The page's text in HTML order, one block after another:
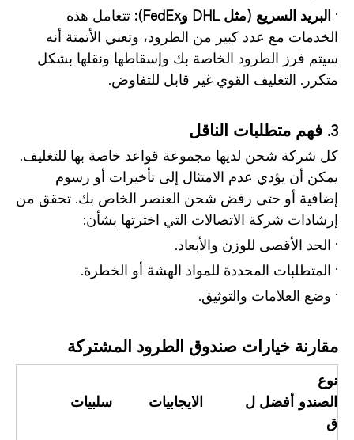
· البريد السريع (مثل DHL وFedEx):
تتعامل هذه
الخدمات مع عدد كبير من الطرود، وتعني الأتمتة أنه
سيتم فرز الطرود الخاصة بك وإسقاطها ونقلها بشكل
متكرر. التغليف القوي غير قابل للتفاوض.
3. فهم متطلبات الناقل
كل شركة شحن لديها مجموعة قواعد خاصة بها للتغليف.
يمكن أن يؤدي عدم الامتثال إلى تأخيرات أو رسوم
إضافية أو حتى رفض شحن العنصر الخاص بك. تحقق من
إرشادات شركة الاتصالات التي اخترتها بشأن:
· الحد الأقصى للوزن والأبعاد.
· المتطلبات المحددة للمواد الهشة أو الخطرة.
· وضع العلامات والتوثيق.
مقارنة خيارات صندوق الطرود المشتركة
نوع
الصندو
ق
أفضل ل الايجابيات سلبيات